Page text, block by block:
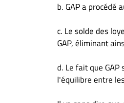
b. GAP a procédé
c. Le solde des
GAP, éliminant
d. Le fait que
l'équilibre entre